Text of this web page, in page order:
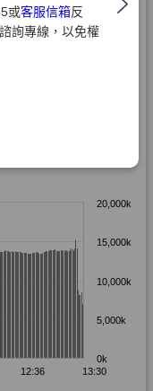
或客服信箱反
詢專線，以免權